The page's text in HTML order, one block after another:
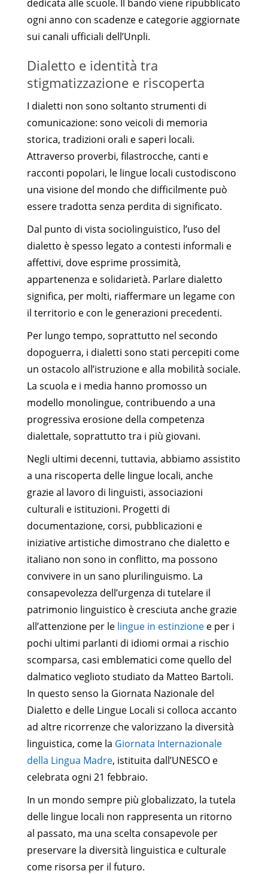
dedicata alle scuole. Il bando viene ripubblicato
ogni anno con scadenze e categorie aggiornate
sui canali ufficiali dell’Unpli.
Dialetto e identità tra
stigmatizzazione e riscoperta
I dialetti non sono soltanto strumenti di
comunicazione: sono veicoli di memoria
storica, tradizioni orali e saperi locali.
Attraverso proverbi, filastrocche, canti e
racconti popolari, le lingue locali custodiscono
una visione del mondo che difficilmente può
essere tradotta senza perdita di significato.
Dal punto di vista sociolinguistico, l’uso del
dialetto è spesso legato a contesti informali e
affettivi, dove esprime prossimità,
appartenenza e solidarietà. Parlare dialetto
significa, per molti, riaffermare un legame con
il territorio e con le generazioni precedenti.
Per lungo tempo, soprattutto nel secondo
dopoguerra, i dialetti sono stati percepiti come
un ostacolo all’istruzione e alla mobilità sociale.
La scuola e i media hanno promosso un
modello monolingue, contribuendo a una
progressiva erosione della competenza
dialettale, soprattutto tra i più giovani.
Negli ultimi decenni, tuttavia, abbiamo assistito
a una riscoperta delle lingue locali, anche
grazie al lavoro di linguisti, associazioni
culturali e istituzioni. Progetti di
documentazione, corsi, pubblicazioni e
iniziative artistiche dimostrano che dialetto e
italiano non sono in conflitto, ma possono
convivere in un sano plurilinguismo. La
consapevolezza dell’urgenza di tutelare il
patrimonio linguistico è cresciuta anche grazie
all’attenzione per le lingue in estinzione e per i
pochi ultimi parlanti di idiomi ormai a rischio
scomparsa, casi emblematici come quello del
dalmatico veglioto studiato da Matteo Bartoli.
In questo senso la Giornata Nazionale del
Dialetto e delle Lingue Locali si colloca accanto
ad altre ricorrenze che valorizzano la diversità
linguistica, come la Giornata Internazionale
della Lingua Madre, istituita dall’UNESCO e
celebrata ogni 21 febbraio.
In un mondo sempre più globalizzato, la tutela
delle lingue locali non rappresenta un ritorno
al passato, ma una scelta consapevole per
preservare la diversità linguistica e culturale
come risorsa per il futuro.